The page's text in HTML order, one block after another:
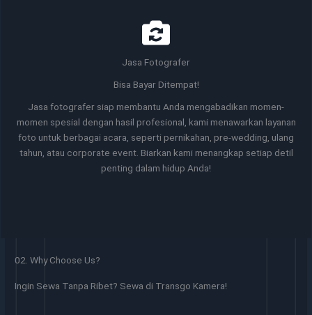
Jasa Fotografer
Bisa Bayar Ditempat!
Jasa fotografer siap membantu Anda mengabadikan momen-
momen spesial dengan hasil profesional, kami menawarkan layanan
foto untuk berbagai acara, seperti pernikahan, pre-wedding, ulang
tahun, atau corporate event. Biarkan kami menangkap setiap detil
penting dalam hidup Anda!
02. Why Choose Us?
Ingin Sewa Tanpa Ribet? Sewa di Transgo Kamera!